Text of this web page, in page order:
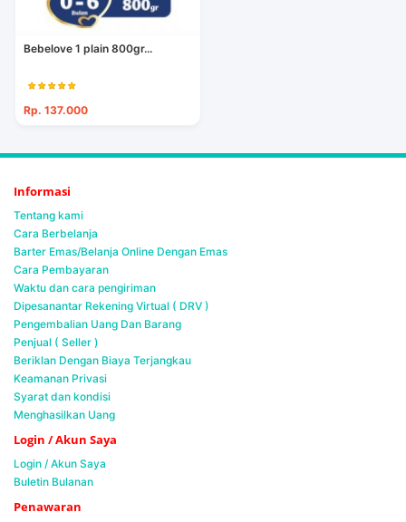
Bebelove 1 plain 800gr...
Rp. 137.000
Informasi
Tentang kami
Cara Berbelanja
Barter Emas/Belanja Online Dengan Emas
Cara Pembayaran
Waktu dan cara pengiriman
Dipesanantar Rekening Virtual ( DRV )
Pengembalian Uang Dan Barang
Penjual ( Seller )
Beriklan Dengan Biaya Terjangkau
Keamanan Privasi
Syarat dan kondisi
Menghasilkan Uang
Login / Akun Saya
Login / Akun Saya
Buletin Bulanan
Penawaran